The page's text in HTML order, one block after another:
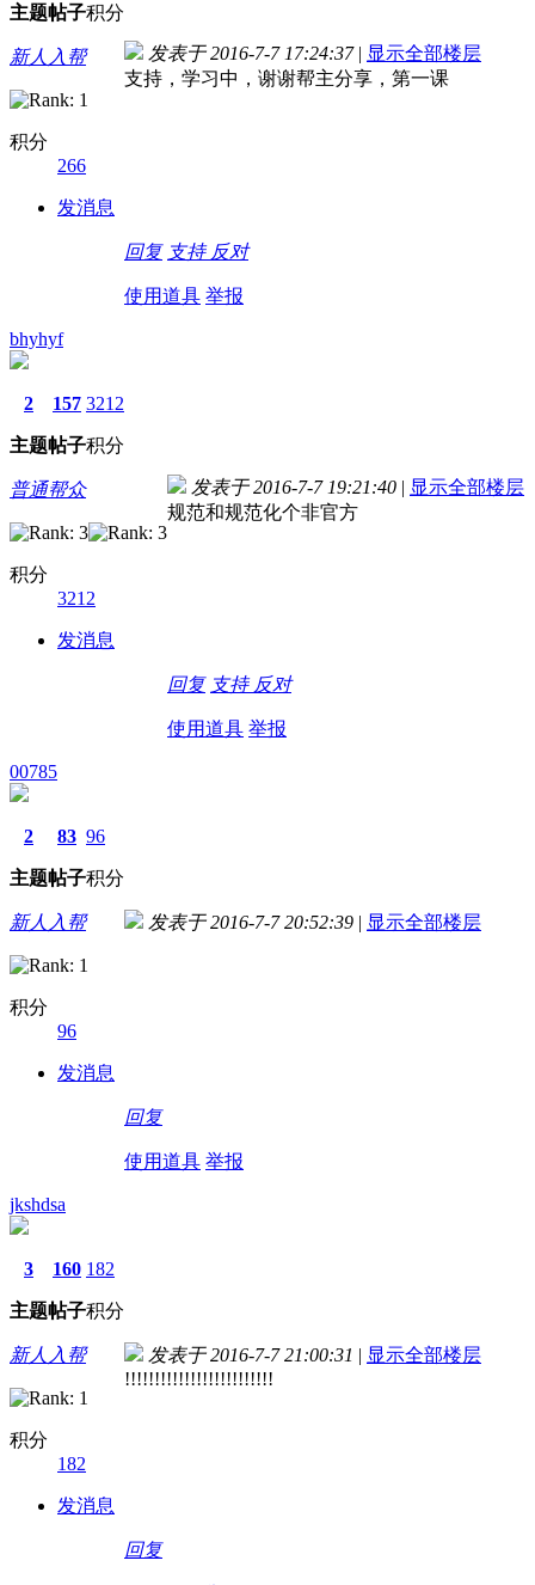
主题帖子积分
新人入帮
积分
266
发消息
发表于 2016-7-7 17:24:37 | 显示全部楼层
支持，学习中，谢谢帮主分享，第一课
回复 支持 反对
使用道具 举报
bhyhyf
2
主题
157
帖子
3212
积分
普通帮众
积分
3212
发消息
发表于 2016-7-7 19:21:40 | 显示全部楼层
规范和规范化个非官方
回复 支持 反对
使用道具 举报
00785
2
主题
83
帖子
96
积分
新人入帮
积分
96
发消息
发表于 2016-7-7 20:52:39 | 显示全部楼层
回复
使用道具 举报
jkshdsa
3
主题
160
帖子
182
积分
新人入帮
积分
182
发消息
发表于 2016-7-7 21:00:31 | 显示全部楼层
!!!!!!!!!!!!!!!!!!!!!!!!!
回复